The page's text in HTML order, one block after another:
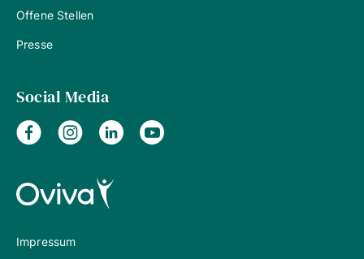
Offene Stellen
Presse
Social Media
Impressum